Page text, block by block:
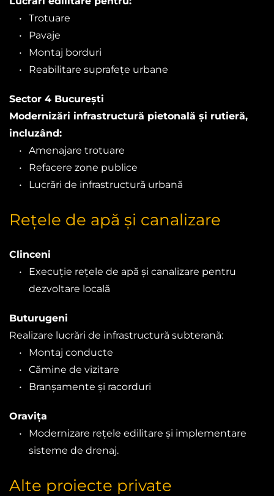
Trotuare
Pavaje
Montaj borduri
Reabilitare suprafețe urbane
Sector 4 București
Modernizări infrastructură pietonală și rutieră,
incluzând:
Amenajare trotuare
Refacere zone publice
Lucrări de infrastructură urbană
Rețele de apă și canalizare
Clinceni
Execuție rețele de apă și canalizare pentru
dezvoltare locală
Buturugeni
Realizare lucrări de infrastructură subterană:
Montaj conducte
Cămine de vizitare
Branșamente și racorduri
Oravița
Modernizare rețele edilitare și implementare
sisteme de drenaj.
Alte proiecte private